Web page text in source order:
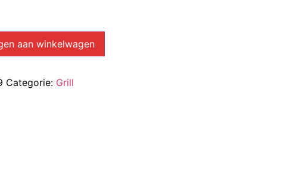
aan winkelwagen
Categorie: Grill